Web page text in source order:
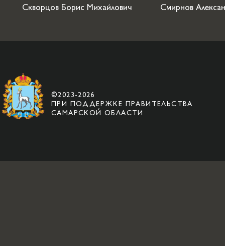
Скворцов Борис Михайлович Смирнов
©2023-2026
ПРИ ПОДДЕРЖКЕ ПРАВИТЕЛЬСТВА
САМАРСКОЙ ОБЛАСТИ